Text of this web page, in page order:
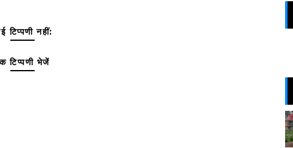
टिप्पणी नहीं:
टिप्पणी भेजें